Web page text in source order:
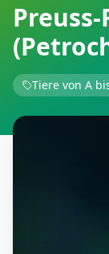
Tiere von A